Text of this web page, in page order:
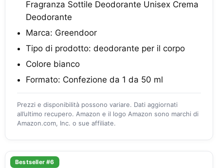
Fragranza Sottile Deodorante Unisex Crema
Deodorante
Marca: Greendoor
Tipo di prodotto: deodorante per il corpo
Colore bianco
Formato: Confezione da 1 da 50 ml
Prezzi e disponibilità possono variare. Dati aggiornati
all’ultimo recupero. Amazon e il logo Amazon sono marchi di
Amazon.com, Inc. o sue affiliate.
Bestseller #6